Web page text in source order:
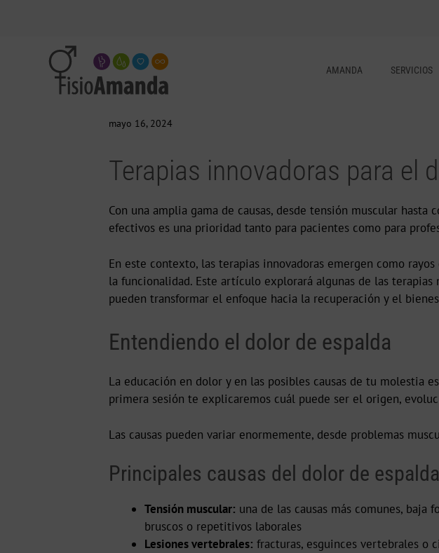
AMANDA SERVICIOS
mayo 16, 2024
Terapias innovadoras para el
Con una amplia gama de causas, desde tensión muscular
efectivos es una prioridad tanto para pacientes como para
En este contexto, las terapias innovadoras emergen como
la funcionalidad. Este artículo explorará algunas de las
pueden transformar el enfoque hacia la recuperación y el
Entendiendo el dolor de espalda
La educación en dolor y en las posibles causas de tu molestia
primera sesión te explicaremos cuál puede ser el origen,
Las causas pueden variar enormemente, desde problemas
Principales causas del dolor de espalda
Tensión muscular: una de las causas más comunes,
bruscos o repetitivos laborales
Lesiones vertebrales: fracturas, esguinces vertebrales o